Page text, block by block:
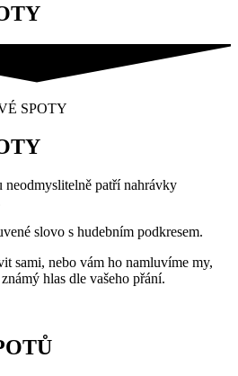
SPOTY
patří nahrávky
slovo s hudebním podkresem.
sami, nebo vám ho namluvíme my,
hlas dle vašeho přání.